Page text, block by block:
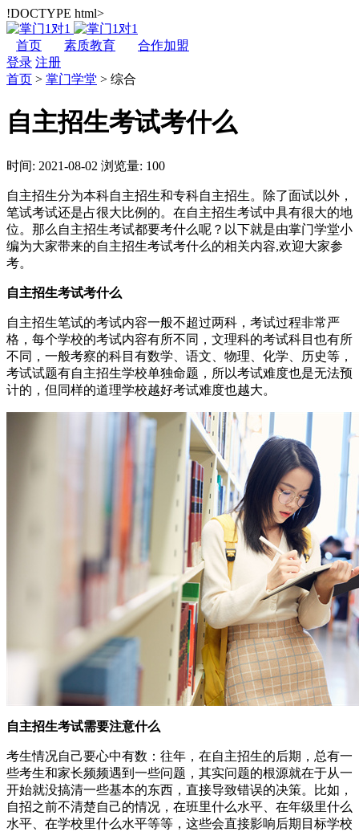
!DOCTYPE html>
首页 素质教育
合作加盟
登录 注册
首页 > 掌门学堂 > 综合
自主招生考试考什么
时间: 2021-08-02 浏览量: 100
自主招生分为本科自主招生和专科自主招生。除了面试以外，
笔试考试还是占很大比例的。在自主招生考试中具有很大的地
位。那么自主招生考试都要考什么呢？以下就是由掌门学堂小
编为大家带来的自主招生考试考什么的相关内容,欢迎大家参
考。
自主招生考试考什么
自主招生笔试的考试内容一般不超过两科，考试过程非常严
格，每个学校的考试内容有所不同，文理科的考试科目也有所
不同，一般考察的科目有数学、语文、物理、化学、历史等，
考试试题有自主招生学校单独命题，所以考试难度也是无法预
计的，但同样的道理学校越好考试难度也越大。
自主招生考试需要注意什么
考生情况自己要心中有数：往年，在自主招生的后期，总有一
些考生和家长频频遇到一些问题，其实问题的根源就在于从一
开始就没搞清一些基本的东西，直接导致错误的决策。比如，
自招之前不清楚自己的情况，在班里什么水平、在年级里什么
水平、在学校里什么水平等等，这些会直接影响后期目标学校